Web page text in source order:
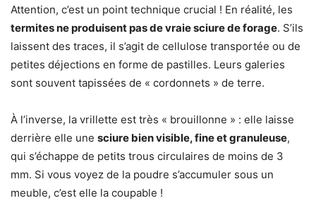
Attention, c’est un point technique crucial ! En réalité, les
termites ne produisent pas de vraie sciure de forage. S’ils
laissent des traces, il s’agit de cellulose transportée ou de
petites déjections en forme de pastilles. Leurs galeries
sont souvent tapissées de « cordonnets » de terre.
À l’inverse, la vrillette est très « brouillonne » : elle laisse
derrière elle une sciure bien visible, fine et granuleuse,
qui s’échappe de petits trous circulaires de moins de 3
mm. Si vous voyez de la poudre s’accumuler sous un
meuble, c’est elle la coupable !